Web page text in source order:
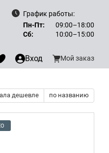
График работы:
Пн-Пт:
09:00–18:00
Сб:
10:00–15:00
Вход Мой заказ
дешевле по названию